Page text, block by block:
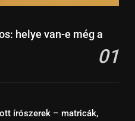
füzetet válasszunk
helye van-e még a
01
írószerek – matricák,